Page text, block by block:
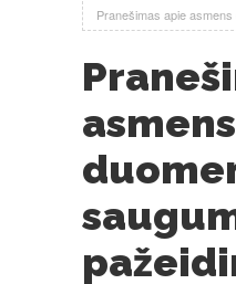
Pranešimas apie
asmens